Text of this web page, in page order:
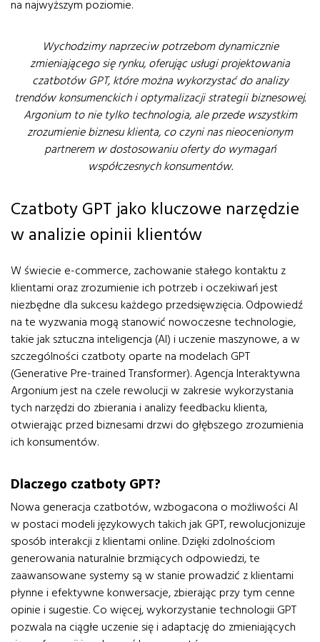
na najwyższym poziomie.
Wychodzimy naprzeciw potrzebom dynamicznie
zmieniającego się rynku, oferując usługi projektowania
czatbotów GPT, które można wykorzystać do analizy
trendów konsumenckich i optymalizacji strategii biznesowej.
Argonium to nie tylko technologia, ale przede wszystkim
zrozumienie biznesu klienta, co czyni nas nieocenionym
partnerem w dostosowaniu oferty do wymagań
współczesnych konsumentów.
Czatboty GPT jako kluczowe narzędzie
w analizie opinii klientów
W świecie e-commerce, zachowanie stałego kontaktu z
klientami oraz zrozumienie ich potrzeb i oczekiwań jest
niezbędne dla sukcesu każdego przedsięwzięcia. Odpowiedź
na te wyzwania mogą stanowić nowoczesne technologie,
takie jak sztuczna inteligencja (AI) i uczenie maszynowe, a w
szczególności czatboty oparte na modelach GPT
(Generative Pre-trained Transformer). Agencja Interaktywna
Argonium jest na czele rewolucji w zakresie wykorzystania
tych narzędzi do zbierania i analizy feedbacku klienta,
otwierając przed biznesami drzwi do głębszego zrozumienia
ich konsumentów.
Dlaczego czatboty GPT?
Nowa generacja czatbotów, wzbogacona o możliwości AI
w postaci modeli językowych takich jak GPT, rewolucjonizuje
sposób interakcji z klientami online. Dzięki zdolnościom
generowania naturalnie brzmiących odpowiedzi, te
zaawansowane systemy są w stanie prowadzić z klientami
płynne i efektywne konwersacje, zbierając przy tym cenne
opinie i sugestie. Co więcej, wykorzystanie technologii GPT
pozwala na ciągłe uczenie się i adaptację do zmieniających